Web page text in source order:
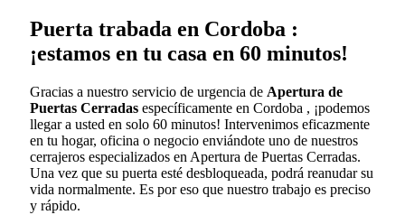
Puerta trabada en Cordoba :
¡estamos en tu casa en 60 minutos!
Gracias a nuestro servicio de urgencia de Apertura de
Puertas Cerradas específicamente en Cordoba , ¡podemos
llegar a usted en solo 60 minutos! Intervenimos eficazmente
en tu hogar, oficina o negocio enviándote uno de nuestros
cerrajeros especializados en Apertura de Puertas Cerradas.
Una vez que su puerta esté desbloqueada, podrá reanudar su
vida normalmente. Es por eso que nuestro trabajo es preciso
y rápido.